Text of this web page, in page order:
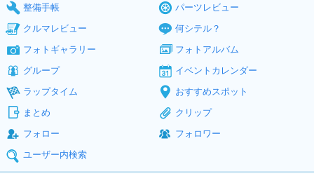
整備手帳
パーツレビュー
クルマレビュー
何シテル？
フォトギャラリー
フォトアルバム
グループ
イベントカレンダー
ラップタイム
おすすめスポット
まとめ
クリップ
フォロー
フォロワー
ユーザー内検索